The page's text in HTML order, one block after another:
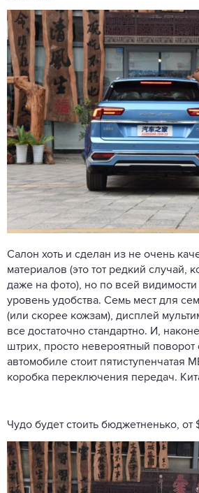
Салон хоть и сделан из не очень
материалов (это тот редкий случай,
даже на фото), но по всей
уровень удобства. Семь мест для
(или скорее кожзам), дисплей
все достаточно стандартно. И,
штрих, просто невероятный поворот
автомобиле стоит
коробка переключения передач.
Чудо будет стоить бюджетненько, от